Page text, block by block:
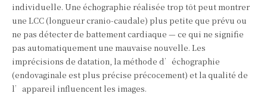
individuelle. Une échographie réalisée trop tôt peut montrer
une LCC (longueur cranio‑caudale) plus petite que prévu ou
ne pas détecter de battement cardiaque — ce qui ne signifie
pas automatiquement une mauvaise nouvelle. Les
imprécisions de datation, la méthode d’échographie
(endovaginale est plus précise précocement) et la qualité de
l’appareil influencent les images.